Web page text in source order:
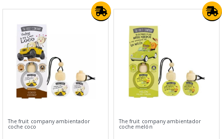
The fruit company ambientador
coche coco
The fruit company ambientador
coche melón